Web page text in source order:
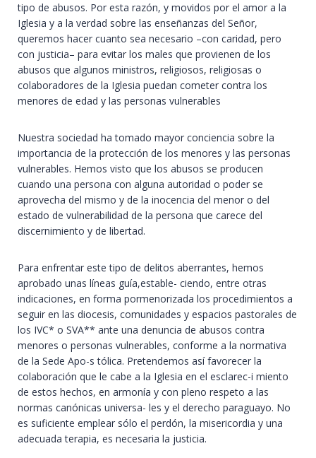
tipo de abusos. Por esta razón, y movidos por el amor a la
Iglesia y a la verdad sobre las enseñanzas del Señor,
queremos hacer cuanto sea necesario –con caridad, pero
con justicia– para evitar los males que provienen de los
abusos que algunos ministros, religiosos, religiosas o
colaboradores de la Iglesia puedan cometer contra los
menores de edad y las personas vulnerables
Nuestra sociedad ha tomado mayor conciencia sobre la
importancia de la protección de los menores y las personas
vulnerables. Hemos visto que los abusos se producen
cuando una persona con alguna autoridad o poder se
aprovecha del mismo y de la inocencia del menor o del
estado de vulnerabilidad de la persona que carece del
discernimiento y de libertad.
Para enfrentar este tipo de delitos aberrantes, hemos
aprobado unas líneas guía,estable- ciendo, entre otras
indicaciones, en forma pormenorizada los procedimientos a
seguir en las diocesis, comunidades y espacios pastorales de
los IVC* o SVA** ante una denuncia de abusos contra
menores o personas vulnerables, conforme a la normativa
de la Sede Apo-s tólica. Pretendemos así favorecer la
colaboración que le cabe a la Iglesia en el esclarec-i miento
de estos hechos, en armonía y con pleno respeto a las
normas canónicas universa- les y el derecho paraguayo. No
es suficiente emplear sólo el perdón, la misericordia y una
adecuada terapia, es necesaria la justicia.